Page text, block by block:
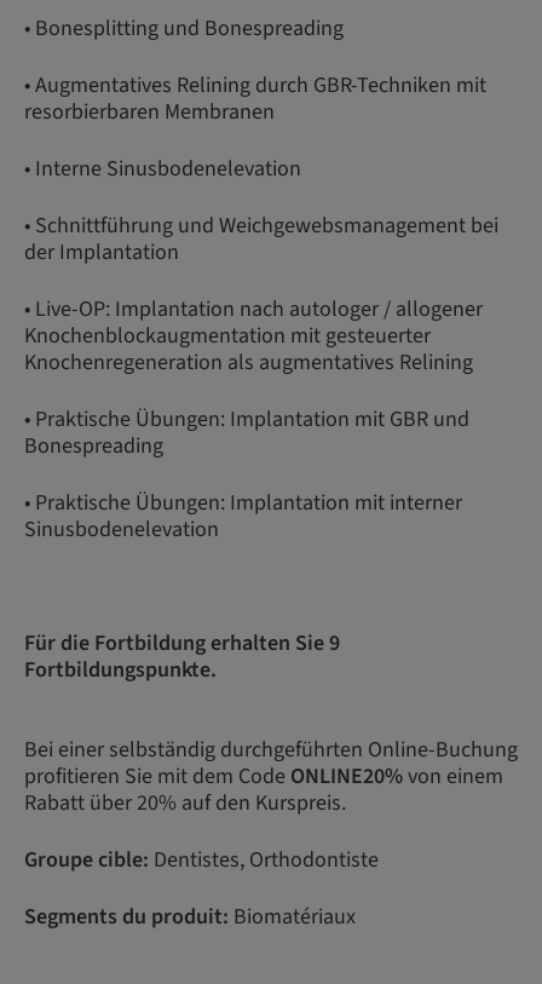
• Bonesplitting und Bonespreading
• Augmentatives Relining durch GBR-Techniken mit
resorbierbaren Membranen
• Interne Sinusbodenelevation
• Schnittführung und Weichgewebsmanagement bei
der Implantation
• Live-OP: Implantation nach autologer / allogener
Knochenblockaugmentation mit gesteuerter
Knochenregeneration als augmentatives Relining
• Praktische Übungen: Implantation mit GBR und
Bonespreading
• Praktische Übungen: Implantation mit interner
Sinusbodenelevation
Für die Fortbildung erhalten Sie 9
Fortbildungspunkte.
Bei einer selbständig durchgeführten Online-Buchung
profitieren Sie mit dem Code ONLINE20%von einem
Rabatt über 20% auf den Kurspreis.
Groupe cible: Dentistes, Orthodontiste
Segments du produit: Biomatériaux